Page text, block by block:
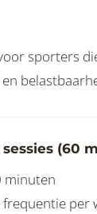
sporters
(60
minuten
per